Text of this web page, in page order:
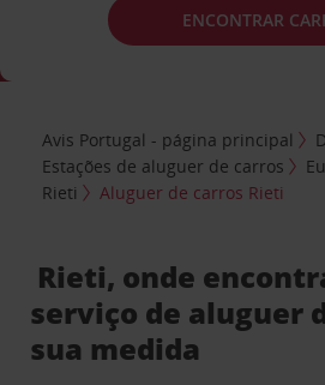
ENCONTRAR
Avis Portugal - página principal
Estações de aluguer de carros
Rieti
Aluguer de carros Rieti
Rieti, onde
serviço de aluguer
sua medida